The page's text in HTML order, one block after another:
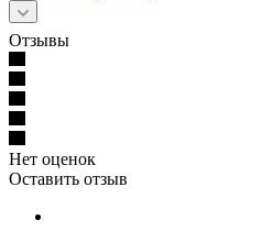
Отзывы
Нет оценок
Оставить отзыв